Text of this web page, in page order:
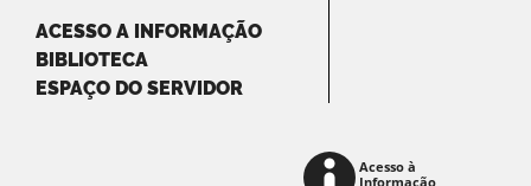
ACESSO A INFORMAÇÃO
BIBLIOTECA
ESPAÇO DO SERVIDOR